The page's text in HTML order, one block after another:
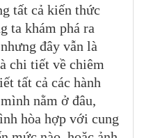
tất cả kiến thức
ta khám phá ra
đây vẫn là
chi tiết về chiêm
tất cả các hành
nằm ở đâu,
hòa hợp với cung